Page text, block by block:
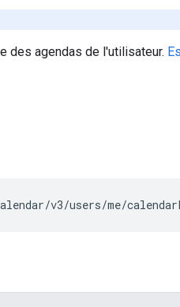
des agendas de l'utilisateur.
v3/users/me/